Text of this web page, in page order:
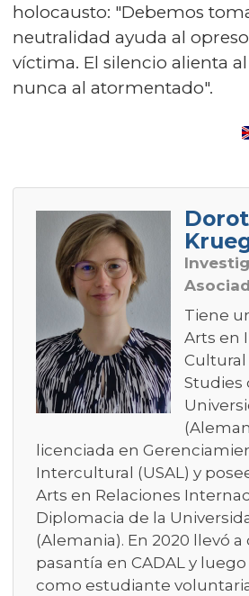
holocausto: "Debemos
neutralidad ayuda al
víctima. El silencio alienta
nunca al atormentado".
Tiene
Arts en
Cultural
Studies
licenciada en
Intercultural (USAL) y
Arts en Relaciones
Diplomacia de la
(Alemania). En 2020 llevó a
pasantía en CADAL y
como estudiante